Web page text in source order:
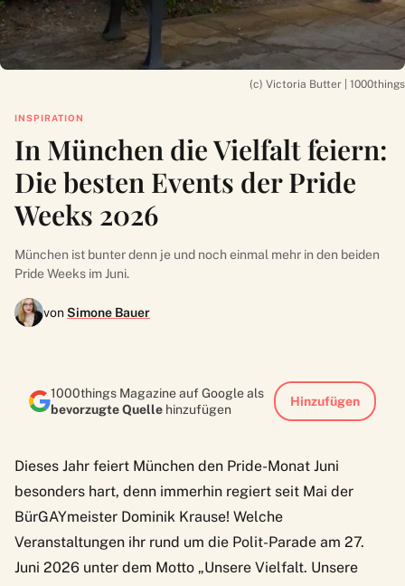
(c) Victoria Butter | 1000things
INSPIRATION
In München die Vielfalt feiern:
Die besten Events der Pride
Weeks 2026
München ist bunter denn je und noch einmal mehr in den beiden
Pride Weeks im Juni.
vonSimone Bauer
1000things Magazine auf Google als
bevorzugte Quelle hinzufügen
Hinzufügen
Dieses Jahr feiert München den Pride-Monat Juni
besonders hart, denn immerhin regiert seit Mai der
BürGAYmeister Dominik Krause! Welche
Veranstaltungen ihr rund um die Polit-Parade am 27.
Juni 2026 unter dem Motto „Unsere Vielfalt. Unsere